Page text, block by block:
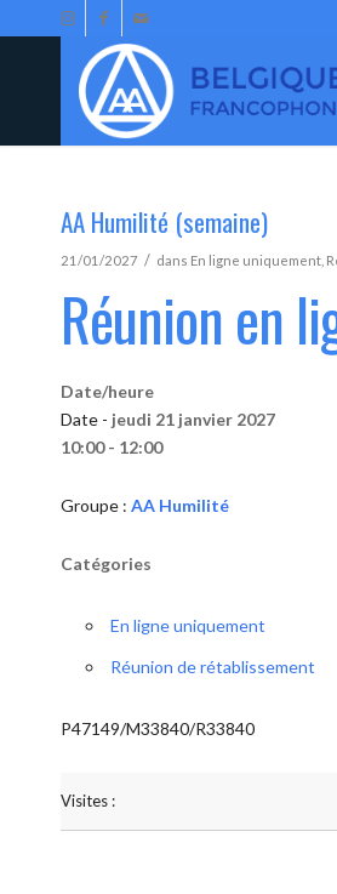
AA Humilité (semaine)
21/01/2027 / dans En ligne uniquement
Réunion en
Date/heure
Date - jeudi 21 janvier 2027
10:00 - 12:00
Groupe : AA Humilité
Catégories
En ligne uniquement
Réunion de rétablissement
P47149/M33840/R33840
Visites :